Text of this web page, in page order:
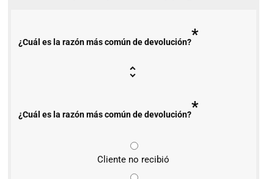
¿Cuál es la razón más común de devolución?*
¿Cuál es la razón más común de devolución?*
Cliente no recibió